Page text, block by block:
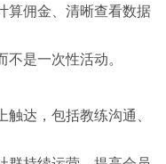
算佣金、清晰查看数据
是一次性活动。
达，包括教练沟通、